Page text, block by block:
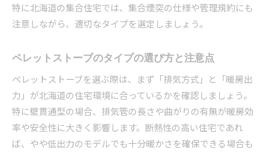
特に北海道の集合住宅では、集合煙突の仕様や管理規約にも
注意しながら、適切なタイプを選定しましょう。
ペレットストーブのタイプの選び方と注意点
ペレットストーブを選ぶ際は、まず「排気方式」と「暖房出
力」が北海道の住宅環境に合っているかを確認しましょう。
特に壁貫通型の場合、排気管の長さや曲がりの有無が暖房効
率や安全性に大きく影響します。断熱性の高い住宅であれ
ば、やや低出力のモデルでも十分暖かさを確保できる場合も